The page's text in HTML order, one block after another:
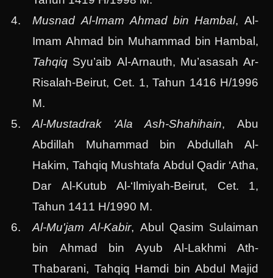
Musnad Al-Imam Ahmad bin Hambal, Al-
Imam Ahmad bin Muhammad bin Hambal,
Tahqiq Syu’aib Al-Arnauth, Mu’asasah Ar-
Risalah-Beirut, Cet. 1, Tahun 1416 H/1996
M.
Al-Mustadrak ‘Ala Ash-Shahihain, Abu
Abdillah Muhammad bin Abdullah Al-
Hakim, Tahqiq Mushtafa Abdul Qadir ‘Atha,
Dar Al-Kutub Al-‘Ilmiyah-Beirut, Cet. 1,
Tahun 1411 H/1990 M.
Al-Mu'jam Al-Kabir, Abul Qasim Sulaiman
bin Ahmad bin Ayub Al-Lakhmi Ath-
Thabarani, Tahqiq Hamdi bin Abdul Majid